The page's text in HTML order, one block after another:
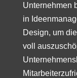
Unternehmen
in
Design, um
voll